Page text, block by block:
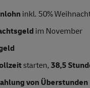
inkl. 50%
im November
starten,38,5
von Überstunden